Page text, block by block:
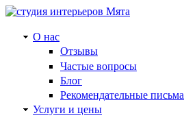
О нас
Отзывы
Частые вопросы
Блог
Рекомендательные письма
Услуги и цены